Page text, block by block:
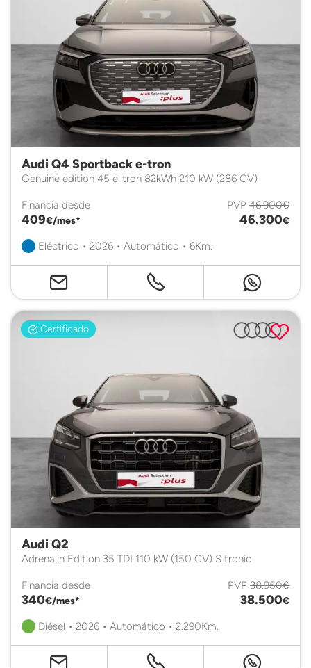
Audi Q4 Sportback e-tron
Genuine edition 45 e-tron 82kWh 210 kW (286 CV)
Financia desde
409€/mes*
PVP 46.900€
46.300€
Eléctrico • 2026 • Automático • 6Km.
Certificado
Audi Q2
Adrenalin Edition 35 TDI 110 kW (150 CV) S tronic
Financia desde
340€/mes*
PVP 38.950€
38.500€
Diésel • 2026 • Automático • 2.290Km.